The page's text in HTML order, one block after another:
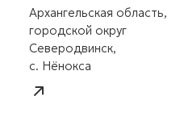
Архангельская область,
городской округ
Северодвинск,
с. Нёнокса